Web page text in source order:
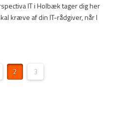
IT i Holbæk tager dig her
kræve af din IT-rådgiver, når I
2 3